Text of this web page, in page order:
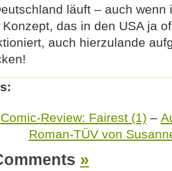
läuft – auch wenn
Konzept, das in den USA ja
auch hierzulande
Comic-Review: Fairest (1) –
Roman-TÜV von
»